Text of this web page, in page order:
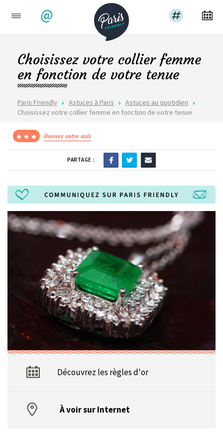
@
Paris Friendly Astuces à Paris
Astuces au quotidien
Choisissez votre collier femme en fonction de votre tenue
Choisissez votre collier femme
en fonction de votre tenue
Donnez votre avis
PARTAGE :
Découvrez les règles d'or
À voir sur Internet